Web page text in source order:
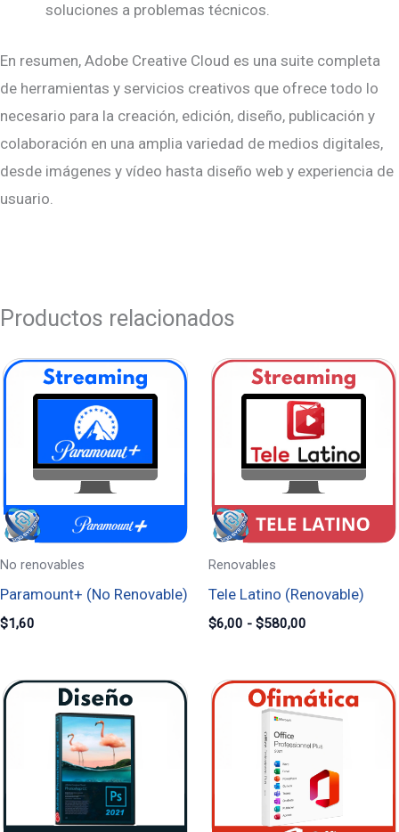
soluciones a problemas técnicos.
En resumen, Adobe Creative Cloud es una suite completa
de herramientas y servicios creativos que ofrece todo lo
necesario para la creación, edición, diseño, publicación y
colaboración en una amplia variedad de medios digitales,
desde imágenes y vídeo hasta diseño web y experiencia de
usuario.
Productos relacionados
No renovables
Paramount+ (No Renovable)
$1,60
Renovables
Tele Latino (Renovable)
$6,00 - $580,00
Rango
de
precios:
desde
$6,00
hasta
$580,00
Rango
de
precios:
$10,00
hasta
$40,00